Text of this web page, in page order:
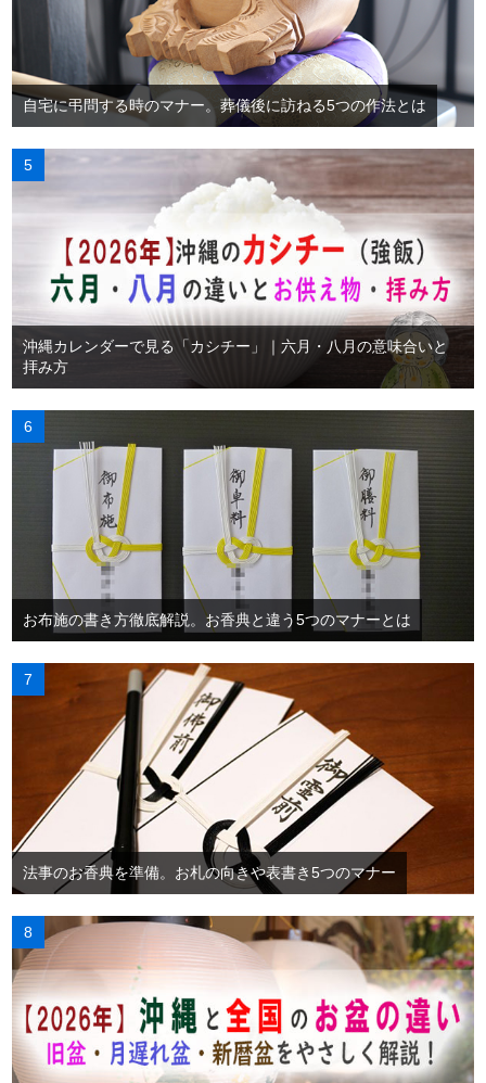
自宅に弔問する時のマナー。葬儀後に訪ねる5つの作法とは
沖縄カレンダーで見る「カシチー」｜六月・八月の意味合いと
拝み方
お布施の書き方徹底解説。お香典と違う5つのマナーとは
法事のお香典を準備。お札の向きや表書き5つのマナー